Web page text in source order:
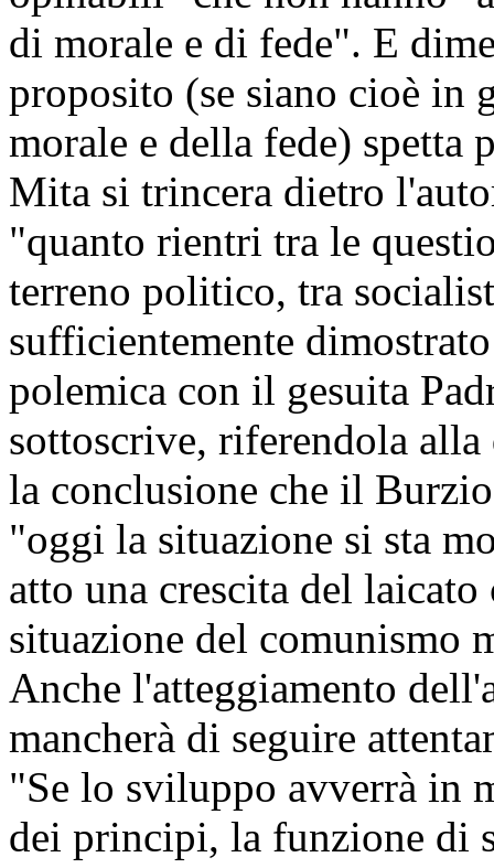
di morale e di fede". E
proposito (se siano cioè in
morale e della fede) spetta
Mita si trincera dietro
"quanto rientri tra le
terreno politico, tra
sufficientemente
polemica con il gesuita
sottoscrive, riferendola
la conclusione che il
"oggi la situazione si sta
atto una crescita del
situazione del comunismo
Anche l'atteggiamento
mancherà di seguire
"Se lo sviluppo avverrà in
dei principi, la funzione di